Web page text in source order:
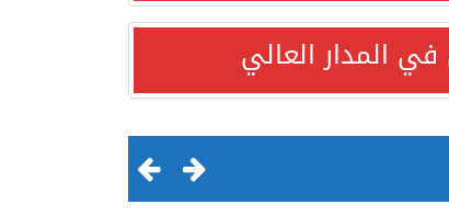
في المدار العالي